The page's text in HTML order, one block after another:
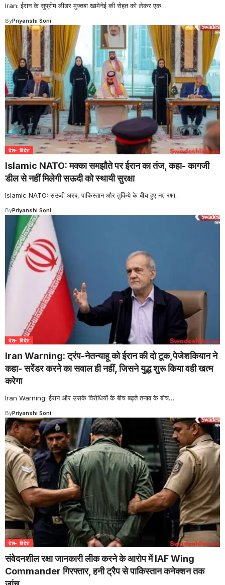
Iran: ईरान के सुप्रीम लीडर मुज्तबा खामेनेई की सेहत को लेकर एक…
ByPriyanshi Soni
देश- विदेश
Islamic NATO: मक्का समझौते पर ईरान का तंज, कहा- कागजी
डील से नहीं मिलेगी सऊदी को स्थायी सुरक्षा
Islamic NATO: सऊदी अरब, पाकिस्तान और तुर्किये के बीच हुए नए रक्षा…
ByPriyanshi Soni
देश- विदेश
Iran Warning: ट्रंप-नेतन्याहू को ईरान की दो टूक,पेजेशकियान ने
कहा- सरेंडर करने का सवाल ही नहीं, जिसने युद्ध शुरू किया वही खत्म
करेगा
Iran Warning: ईरान और उसके विरोधियों के बीच बढ़ते तनाव के बीच…
ByPriyanshi Soni
देश- विदेश
संवेदनशील रक्षा जानकारी लीक करने के आरोप में IAF Wing
Commander गिरफ्तार, हनी ट्रैप से पाकिस्तान कनेक्शन तक